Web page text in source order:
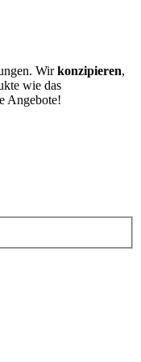
Wirkonzipieren,
wie das
Angebote!